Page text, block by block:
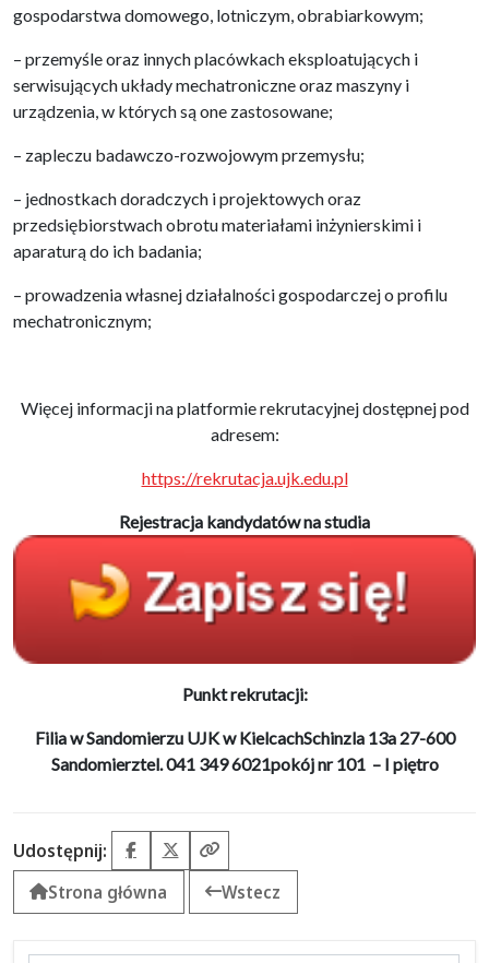
gospodarstwa domowego, lotniczym, obrabiarkowym;
– przemyśle oraz innych placówkach eksploatujących i
serwisujących układy mechatroniczne oraz maszyny i
urządzenia, w których są one zastosowane;
– zapleczu badawczo-rozwojowym przemysłu;
– jednostkach doradczych i projektowych oraz
przedsiębiorstwach obrotu materiałami inżynierskimi i
aparaturą do ich badania;
– prowadzenia własnej działalności gospodarczej o profilu
mechatronicznym;
Więcej informacji na platformie rekrutacyjnej dostępnej pod
adresem:
https://rekrutacja.ujk.edu.pl
Rejestracja kandydatów na studia
Punkt rekrutacji:
Filia w Sandomierzu UJK w KielcachSchinzla 13a 27-600
Sandomierztel. 041 349 6021pokój nr 101 – I piętro
Udostępnij: FacebookX (Twitter)Kopiuj link
Strona główna
Wstecz